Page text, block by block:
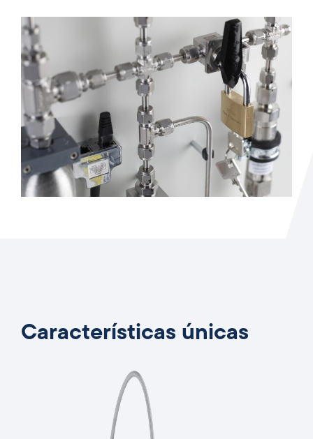
Características únicas